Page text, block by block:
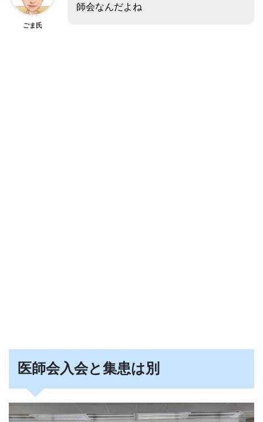
ごま氏
師会なんだよね
医師会入会と集患は別